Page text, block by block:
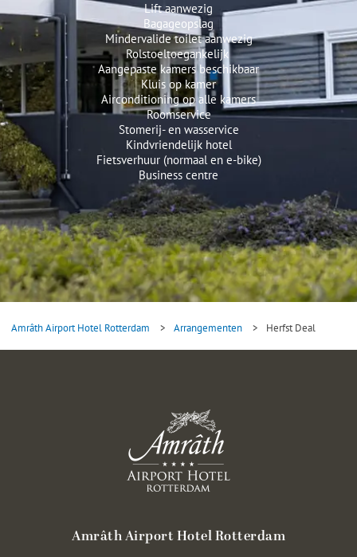
Lift aanwezig
Bagageopslag
Mindervalide toilet aanwezig
Rolstoeltoegankelijk
Aangepaste kamers beschikbaar
Kluis op kamer
Airconditioning op alle kamers
Roomservice
Stomerij- en wasservice
Kindvriendelijk hotel
Fietsverhuur (normaal en e-bike)
Business centre
Amrâth Airport Hotel Rotterdam > Arrangementen > Herfst Deal
Amrâth Airport Hotel Rotterdam